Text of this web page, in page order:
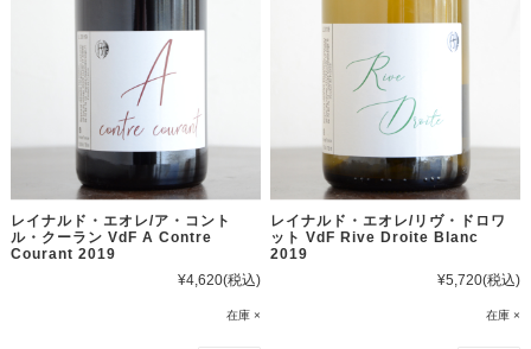
レイナルド・エオレ/ア・コント
ル・クーラン VdF A Contre
Courant 2019
¥4,620(税込)
在庫 ×
レイナルド・エオレ/リヴ・ドロワ
ット VdF Rive Droite Blanc
2019
¥5,720(税込)
在庫 ×